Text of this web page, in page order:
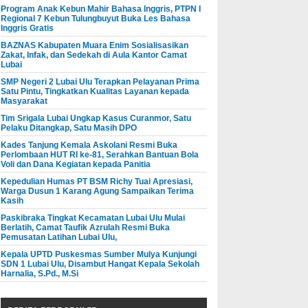
Program Anak Kebun Mahir Bahasa Inggris, PTPN I
Regional 7 Kebun Tulungbuyut Buka Les Bahasa
Inggris Gratis
BAZNAS Kabupaten Muara Enim Sosialisasikan
Zakat, Infak, dan Sedekah di Aula Kantor Camat
Lubai
SMP Negeri 2 Lubai Ulu Terapkan Pelayanan Prima
Satu Pintu, Tingkatkan Kualitas Layanan kepada
Masyarakat
Tim Srigala Lubai Ungkap Kasus Curanmor, Satu
Pelaku Ditangkap, Satu Masih DPO
Kades Tanjung Kemala Askolani Resmi Buka
Perlombaan HUT RI ke-81, Serahkan Bantuan Bola
Voli dan Dana Kegiatan kepada Panitia
Kepedulian Humas PT BSM Richy Tuai Apresiasi,
Warga Dusun 1 Karang Agung Sampaikan Terima
Kasih
Paskibraka Tingkat Kecamatan Lubai Ulu Mulai
Berlatih, Camat Taufik Azrulah Resmi Buka
Pemusatan Latihan Lubai Ulu,
Kepala UPTD Puskesmas Sumber Mulya Kunjungi
SDN 1 Lubai Ulu, Disambut Hangat Kepala Sekolah
Harnalia, S.Pd., M.Si